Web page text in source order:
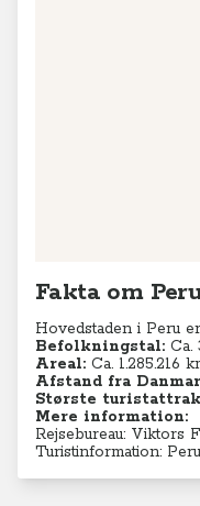
Fakta om
Hovedstaden i Peru
Befolkningstal: Ca.
Areal: Ca. 1.285.216
Afstand fra
Største
Mere information:
Rejsebureau: Viktors
Turistinformation: Peru